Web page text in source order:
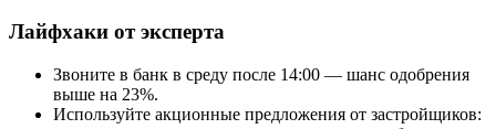
Лайфхаки от эксперта
Звоните в банк в среду после 14:00 — шанс одобрения
выше на 23%.
Используйте акционные предложения от застройщиков: